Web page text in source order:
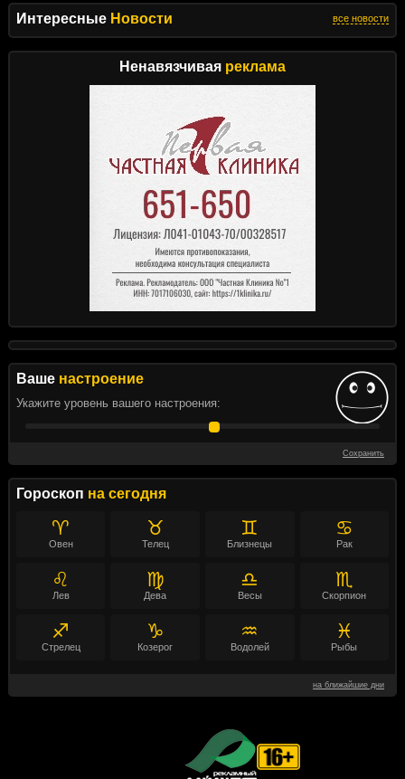
Интересные Новости все новости
Ненавязчивая реклама
Ваше настроение
Укажите уровень вашего настроения:
Сохранить
Гороскоп на сегодня
♈
Овен
♉
Телец
♊
Близнецы
♋
Рак
♌
Лев
♍
Дева
♎
Весы
♏
Скорпион
♐
Стрелец
♑
Козерог
♒
Водолей
♓
Рыбы
на ближайшие дни